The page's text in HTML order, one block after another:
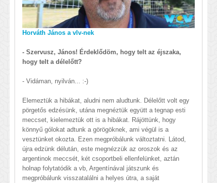
Horváth János a vlv-nek
- Szervusz, János! Érdeklődöm, hogy telt az éjszaka,
hogy telt a délelőtt?
- Vidáman, nyilván... :-)
Elemeztük a hibákat, aludni nem aludtunk. Délelőtt volt egy
pörgetős edzésünk, utána megnéztük együtt a tegnap esti
meccset, kielemeztük ott is a hibákat. Rájöttünk, hogy
könnyű gólokat adtunk a görögöknek, ami végül is a
vesztünket okozta. Ezen megpróbálunk változtatni. Látod,
újra edzünk délután, este megnézzük az oroszok és az
argentinok meccsét, két csoportbeli ellenfelünket, aztán
holnap folytatódik a vb, Argentínával játszunk és
megpróbálunk visszatalálni a helyes útra, a saját